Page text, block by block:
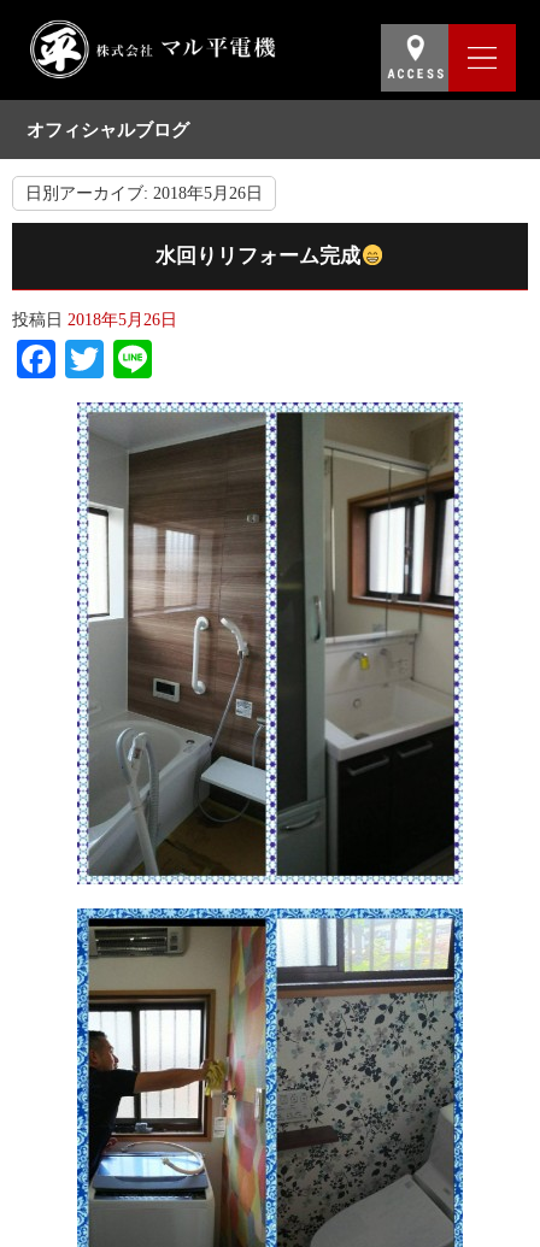
オフィシャルブログ
日別アーカイブ: 2018年5月26日
水回りリフォーム完成
投稿日 2018年5月26日
Facebook
Twitter